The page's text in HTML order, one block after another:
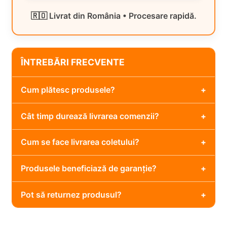
🇷🇴 Livrat din România • Procesare rapidă.
ÎNTREBĂRI FRECVENTE
Cum plătesc produsele?
Cât timp durează livrarea comenzii?
Cum se face livrarea coletului?
Produsele beneficiază de garanție?
Pot să returnez produsul?